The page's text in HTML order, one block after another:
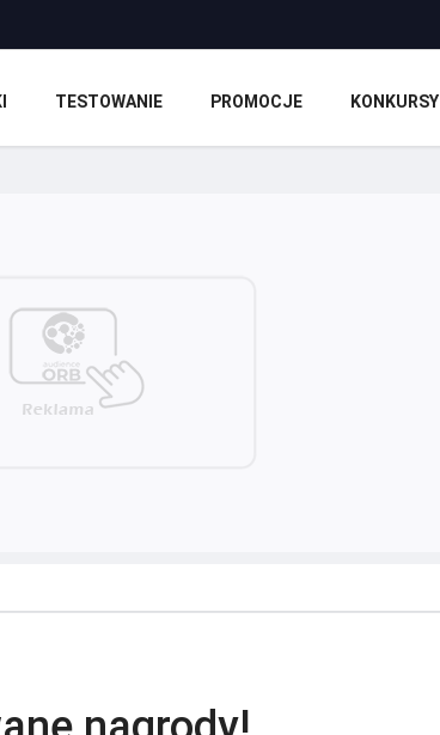
TESTOWANIE PROMOCJE KONKURSY